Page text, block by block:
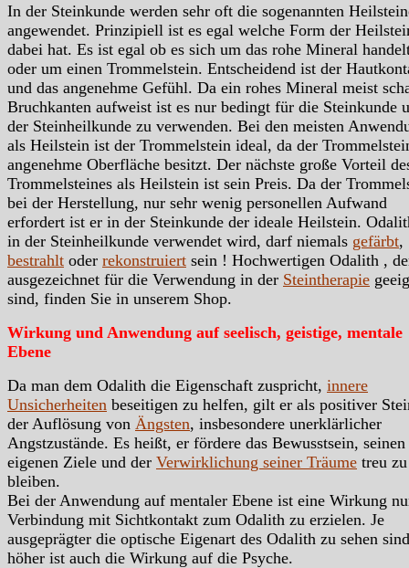
In der Steinkunde werden sehr oft die sogenannten
angewendet. Prinzipiell ist es egal welche Form der
dabei hat. Es ist egal ob es sich um das rohe Mineral
oder um einen Trommelstein. Entscheidend ist der
und das angenehme Gefühl. Da ein rohes Mineral meist
Bruchkanten aufweist ist es nur bedingt für die Steinkunde
der Steinheilkunde zu verwenden. Bei den meisten
als Heilstein ist der Trommelstein ideal, da der
angenehme Oberfläche besitzt. Der nächste große Vorteil
Trommelsteines als Heilstein ist sein Preis. Da der
bei der Herstellung, nur sehr wenig personellen Aufwand
erfordert ist er in der Steinkunde der ideale Heilstein.
in der Steinheilkunde verwendet wird, darf niemals gefärbt,
bestrahlt oder rekonstruiert sein ! Hochwertigen Odalith ,
ausgezeichnet für die Verwendung in der Steintherapie
sind, finden Sie in unserem Shop.
Wirkung und Anwendung auf seelisch, geistige, mentale
Ebene
Da man dem Odalith die Eigenschaft zuspricht, innere
Unsicherheiten beseitigen zu helfen, gilt er als positiver
der Auflösung von Ängsten, insbesondere unerklärlicher
Angstzustände. Es heißt, er fördere das Bewusstsein, seinen
eigenen Ziele und der Verwirklichung seiner Träume treu zu
bleiben.
Bei der Anwendung auf mentaler Ebene ist eine Wirkung
Verbindung mit Sichtkontakt zum Odalith zu erzielen. Je
ausgeprägter die optische Eigenart des Odalith zu sehen
höher ist auch die Wirkung auf die Psyche.